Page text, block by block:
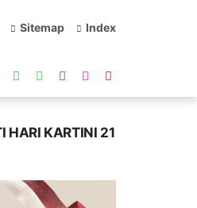
Sitemap Index
HARI KARTINI 21